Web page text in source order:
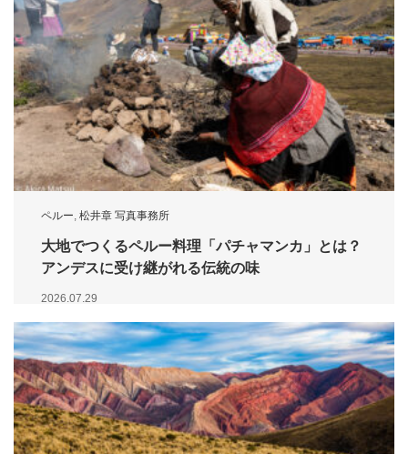
ペルー 松井章 写真事務所
大地でつくるペルー料理「パチャマンカ」とは？
アンデスに受け継がれる伝統の味
2026.07.29